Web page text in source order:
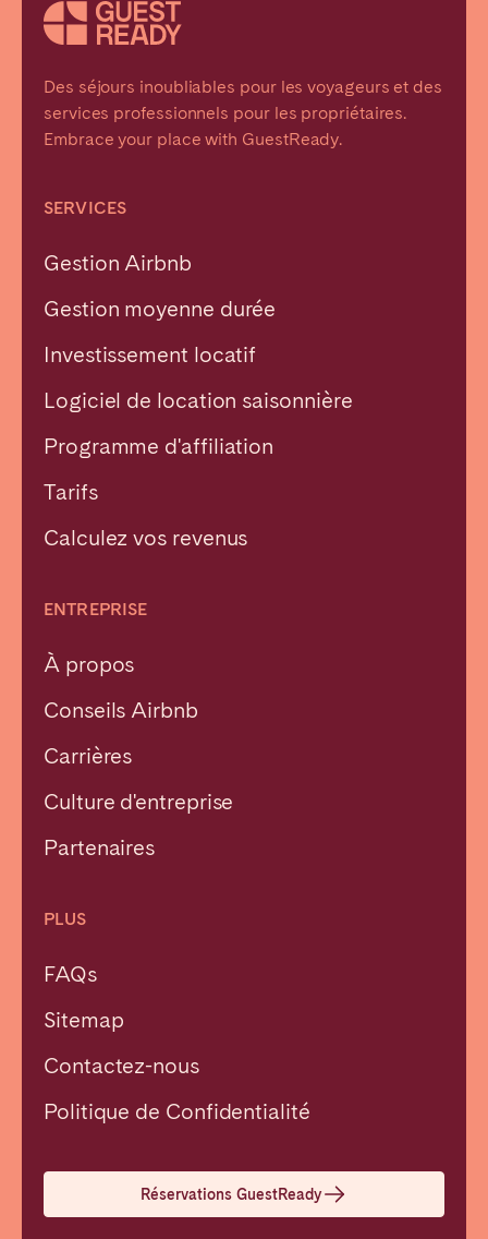
Des séjours inoubliables pour les voyageurs et des
services professionnels pour les propriétaires.
Embrace your place with GuestReady.
SERVICES
Gestion Airbnb
Gestion moyenne durée
Investissement locatif
Logiciel de location saisonnière
Programme d'affiliation
Tarifs
Calculez vos revenus
ENTREPRISE
À propos
Conseils Airbnb
Carrières
Culture d'entreprise
Partenaires
PLUS
FAQs
Sitemap
Contactez-nous
Politique de Confidentialité
Réservations GuestReady
Choisir la langue